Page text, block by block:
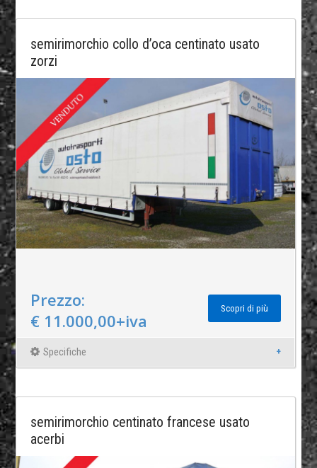
semirimorchio collo d’oca centinato usato
zorzi
Prezzo:
€ 11.000,00+iva
Scopri di più
Specifiche
semirimorchio centinato francese usato
acerbi